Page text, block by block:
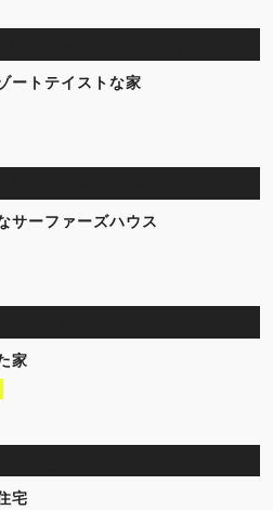
ートテイストな家
サーファーズハウス
家
宅